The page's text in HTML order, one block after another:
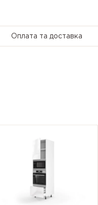
Оплата та доставка